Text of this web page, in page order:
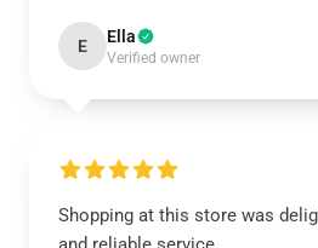
E Ella
Verified owner
Shopping at this store was